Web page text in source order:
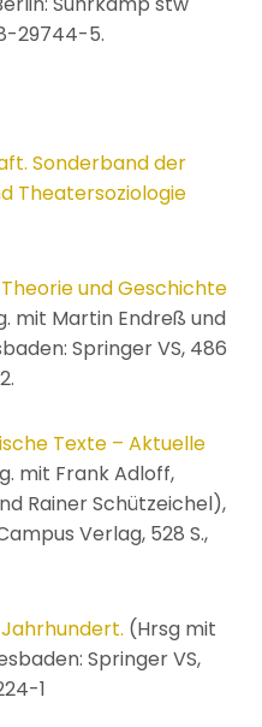
29744-5.
Sonderband der
Theatersoziologie
und Geschichte
mit Martin Endreß und
Springer VS, 486
Texte – Aktuelle
mit Frank Adloff,
Rainer Schützeichel),
Verlag, 528 S.,
Jahrhundert. (Hrsg mit
Springer VS,
1